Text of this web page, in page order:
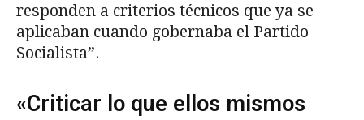
responden a criterios técnicos que ya se
aplicaban cuando gobernaba el Partido
Socialista”.
«Criticar lo que ellos mismos